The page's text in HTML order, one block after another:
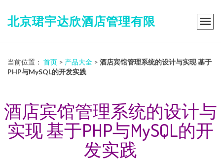
北京珺宇达欣酒店管理有限
当前位置： 首页 > 产品大全 > 酒店宾馆管理系统的设计与实现 基于
PHP与MySQL的开发实践
酒店宾馆管理系统的设计与
实现 基于PHP与MySQL的开
发实践